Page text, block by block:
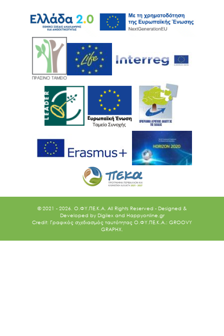
© 2021 - 2026. O.ΦΥ.ΠΕ.Κ.Α. All Rights Reserved - Designed &
Developed by Digilex and Happyonline.gr
Credit: Γραφικός σχεδιασμός ταυτότητας Ο.ΦΥ.ΠΕ.Κ.Α.: GROOVY
GRAPHX.